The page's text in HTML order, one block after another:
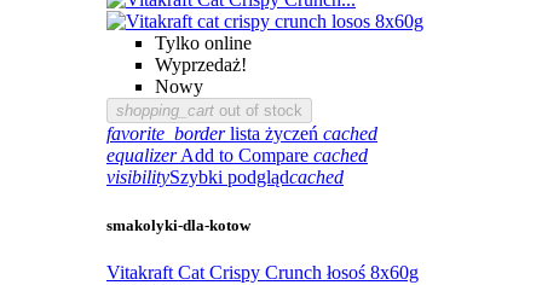
Tylko online
Wyprzedaż!
Nowy
shopping_cart out of stock
favorite_border lista życzeń cached
equalizer Add to Compare cached
visibilitySzybki podglądcached
smakolyki-dla-kotow
Vitakraft Cat Crispy Crunch łosoś 8x60g